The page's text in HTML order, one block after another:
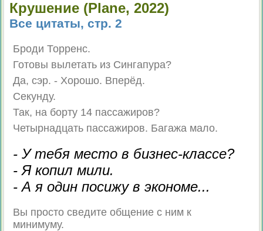
Крушение (Plane, 2022)
Все цитаты, стр. 2
Броди Торренс.
Готовы вылетать из Сингапура?
Да, сэр. - Хорошо. Вперёд.
Секунду.
Так, на борту 14 пассажиров?
Четырнадцать пассажиров. Багажа мало.
- У тебя место в бизнес-классе?
- Я копил мили.
- А я один посижу в экономе...
Вы просто сведите общение с ним к
минимуму.